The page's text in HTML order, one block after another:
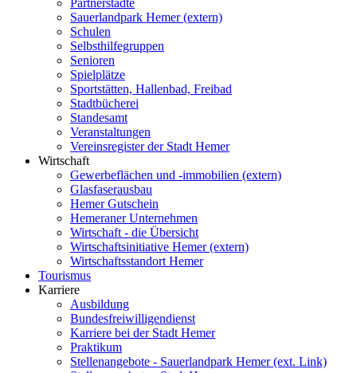
Partnerstädte
Sauerlandpark Hemer (extern)
Schulen
Selbsthilfegruppen
Senioren
Spielplätze
Sportstätten, Hallenbad, Freibad
Stadtbücherei
Standesamt
Veranstaltungen
Vereinsregister der Stadt Hemer
Wirtschaft
Gewerbeflächen und -immobilien (extern)
Glasfaserausbau
Hemer Gutschein
Hemeraner Unternehmen
Wirtschaft - die Übersicht
Wirtschaftsinitiative Hemer (extern)
Wirtschaftsstandort Hemer
Tourismus
Karriere
Ausbildung
Bundesfreiwilligendienst
Karriere bei der Stadt Hemer
Praktikum
Stellenangebote - Sauerlandpark Hemer (ext. Link)